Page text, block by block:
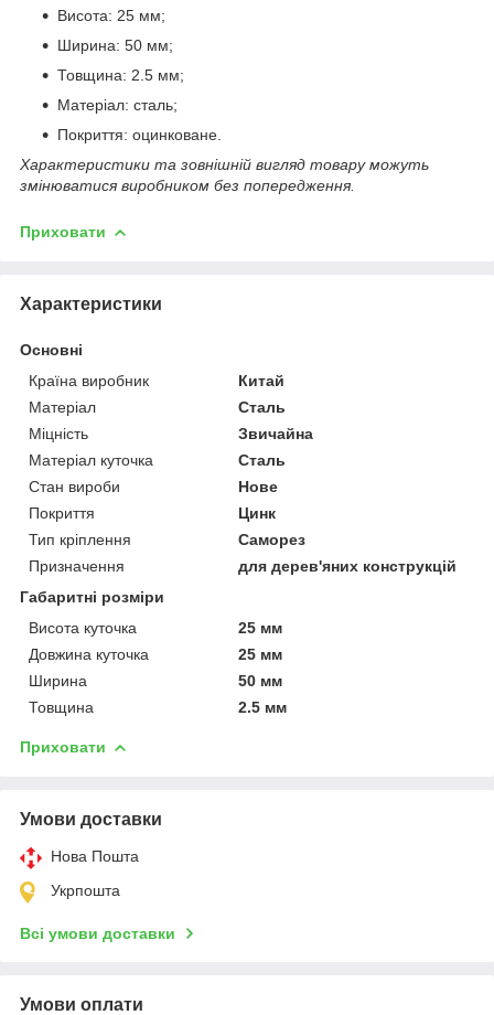
Висота: 25 мм;
Ширина: 50 мм;
Товщина: 2.5 мм;
Матеріал: сталь;
Покриття: оцинковане.
Характеристики та зовнішній вигляд товару можуть
змінюватися виробником без попередження.
Приховати
Характеристики
Основні
Країна виробник
Китай
Матеріал
Сталь
Міцність
Звичайна
Матеріал куточка
Сталь
Стан вироби
Нове
Покриття
Цинк
Тип кріплення
Саморез
Призначення
для дерев'яних конструкцій
Габаритні розміри
Висота куточка
25 мм
Довжина куточка
25 мм
Ширина
50 мм
Товщина
2.5 мм
Приховати
Умови доставки
Нова Пошта
Укрпошта
Всі умови доставки
Умови оплати